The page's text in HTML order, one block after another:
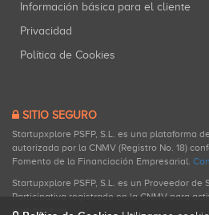
Información básica para el cliente
Privacidad
Política de Cookies
SITIO SEGURO
Startupxplore PSFP, S.L. es una plataforma
autorizada por la CNMV (Registro No. 18)
Fomento de la Financiación Empresarial.
Startupxplore PSFP, S.L. es un Proveedor de
Participativa registrado en la CNMV para
participativa.